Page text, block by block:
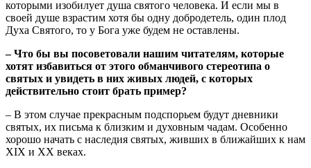
которыми изобилует душа святого человека. И если мы в
своей душе взрастим хотя бы одну добродетель, один плод
Духа Святого, то у Бога уже будем не оставлены.
– Что бы вы посоветовали нашим читателям, которые
хотят избавиться от этого обманчивого стереотипа о
святых и увидеть в них живых людей, с которых
действительно стоит брать пример?
– В этом случае прекрасным подспорьем будут дневники
святых, их письма к близким и духовным чадам. Особенно
хорошо начать с наследия святых, живших в ближайших к нам
XIX и XX веках.